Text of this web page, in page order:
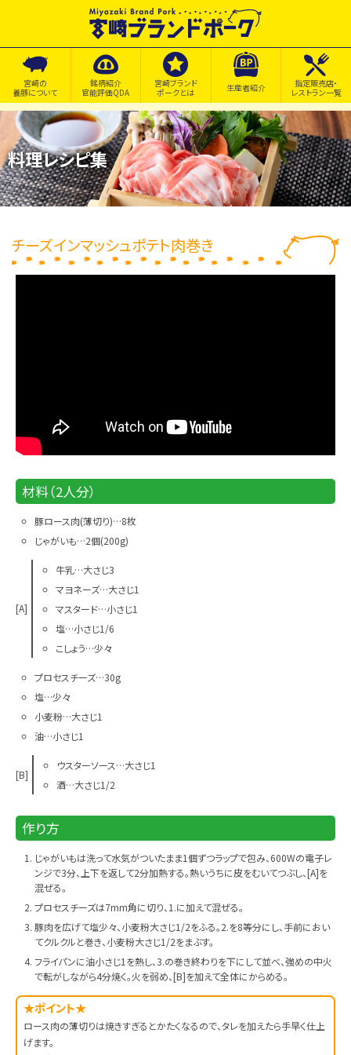
宮崎の
養豚について
銘柄紹介
官能評価QDA
宮崎ブランド
ポークとは
生産者紹介
指定販売店・
レストラン一覧
料理レシピ集
チーズインマッシュポテト肉巻き
材料（2人分）
豚ロース肉(薄切り)…8枚
じゃがいも…2個(200g)
[A]
牛乳…大さじ3
マヨネーズ…大さじ1
マスタード…小さじ1
塩…小さじ1/6
こしょう…少々
プロセスチーズ…30g
塩…少々
小麦粉…大さじ1
油…小さじ1
[B]
ウスターソース…大さじ1
酒…大さじ1/2
作り方
じゃがいもは洗って水気がついたまま1個ずつラップで包み、600Wの電子レ
ンジで3分、上下を返して2分加熱する。熱いうちに皮をむいてつぶし、[A]を
混ぜる。
プロセスチーズは7mm角に切り、1.に加えて混ぜる。
豚肉を広げて塩少々、小麦粉大さじ1/2をふる。2.を8等分にし、手前におい
てクルクルと巻き、小麦粉大さじ1/2をまぶす。
フライパンに油小さじ1を熱し、3.の巻き終わりを下にして並べ、強めの中火
で転がしながら4分焼く。火を弱め、[B]を加えて全体にからめる。
★ポイント★
ロース肉の薄切りは焼きすぎるとかたくなるので、タレを加えたら手早く仕上
げます。